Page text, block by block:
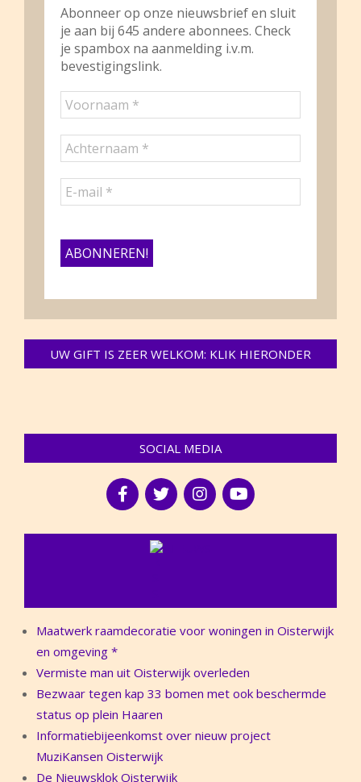
Abonneer op onze nieuwsbrief en sluit
je aan bij 645 andere abonnees. Check
je spambox na aanmelding i.v.m.
bevestigingslink.
UW GIFT IS ZEER WELKOM: KLIK HIERONDER
SOCIAL MEDIA
Maatwerk raamdecoratie voor woningen in Oisterwijk
en omgeving *
Vermiste man uit Oisterwijk overleden
Bezwaar tegen kap 33 bomen met ook beschermde
status op plein Haaren
Informatiebijeenkomst over nieuw project
MuziKansen Oisterwijk
De Nieuwsklok Oisterwijk